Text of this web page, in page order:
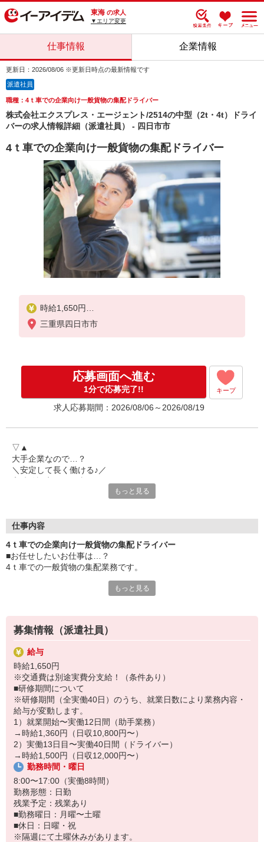
東海 の求人
▼エリア変更
仕事情報 企業情報
更新日：2026/08/06 ※更新日時点の最新情報です
派遣社員
職種：4ｔ車での企業向け一般貨物の集配ドライバー
株式会社エクスプレス・エージェント/2514の中型（2t・4t）ドライ
バーの求人情報詳細（派遣社員） - 四日市市
4ｔ車での企業向け一般貨物の集配ドライバー
時給1,650円
※交通費は別途実費分支給！（条件あり）
■研修期間について
1）就業開始〜実働12日間（助手業務）
→時給1,360円（日収10,800円〜）
2）実働13日目〜実働40日間（ドライバー）
→時給1,500円（日収12,000円〜）
三重県四日市市
応募画面へ進む
1分で応募完了!! キープ
求人応募期間：2026/08/06～2026/08/19
▽▲
大手企業なので…？
＼安定して長く働ける♪／
シッカリ稼げるお仕事です☆
――――――――――――――
■業務内容：企業向け一般貨物の集配業務
■エリア：三重県近隣
■件数：日々変動
――――――――――――――
もっと見る
仕事内容
4ｔ車での企業向け一般貨物の集配ドライバー
■お任せしたいお仕事は…？
4ｔ車での一般貨物の集配業務です。
工業製品などを扱う場合が多いです。
担当エリア内に配達する荷物を
ピッキング・検品し、積み込みを行います。
積み込み完了次第、
担当エリアの各企業へ配送していただきます。
配送時に付随して
各企業から荷物の集荷を行います。
※配送時に集荷業務を行う場合もあれば、
お客様のところへ集荷に伺う場合もあります。
帰庫後、集荷した荷物を下ろし
業務終了となります。
■ポイント
高時給のお仕事なので、
月収30万円以上も稼げます！
研修期間もしっかり40日間あるので安心です☆
もっと見る
募集情報（派遣社員）
給与
時給1,650円
※交通費は別途実費分支給！（条件あり）
■研修期間について
※研修期間（全実働40日）のうち、就業日数により業務内容・
給与が変動します。
1）就業開始〜実働12日間（助手業務）
→時給1,360円（日収10,800円〜）
2）実働13日目〜実働40日間（ドライバー）
→時給1,500円（日収12,000円〜）
勤務時間・曜日
8:00〜17:00（実働8時間）
勤務形態：日勤
残業予定：残業あり
■勤務曜日：月曜〜土曜
■休日：日曜・祝
※隔週にて土曜休みがあります。